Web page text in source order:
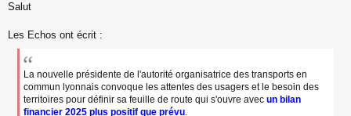
e
s
Salut
Les Echos ont écrit :
La nouvelle présidente de l'autorité organisatrice des transports en
commun lyonnais convoque les attentes des usagers et le besoin des
territoires pour définir sa feuille de route qui s'ouvre avec un bilan
financier 2025 plus positif que prévu.